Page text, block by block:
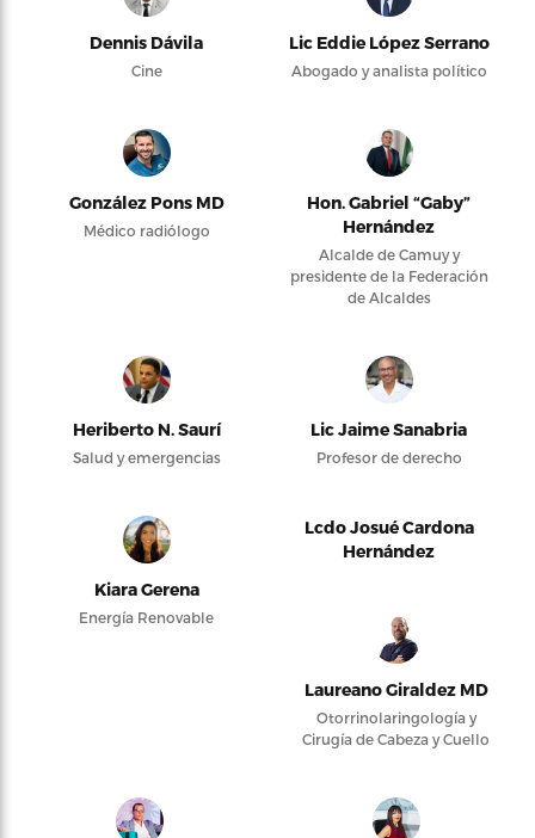
Dennis Dávila
Cine
Lic Eddie López Serrano
Abogado y analista político
González Pons MD
Médico radiólogo
Hon. Gabriel “Gaby”
Hernández
Alcalde de Camuy y
presidente de la Federación
de Alcaldes
Heriberto N. Saurí
Salud y emergencias
Lic Jaime Sanabria
Profesor de derecho
Kiara Gerena
Energía Renovable
Lcdo Josué Cardona
Hernández
Laureano Giraldez MD
Otorrinolaringología y
Cirugía de Cabeza y Cuello